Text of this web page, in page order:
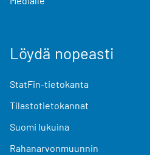
Löydä nopeasti
StatFin-tietokanta
Tilastotietokannat
Suomi lukuina
Rahanarvonmuunnin